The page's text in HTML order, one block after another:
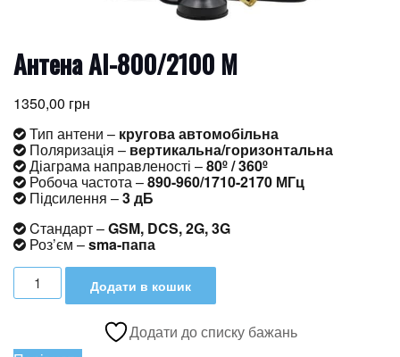
Антена AI-800/2100 M
1350,00 грн
Тип антени – кругова автомобільна
Поляризація – вертикальна/горизонтальна
Діаграма направленості –80º / 360º
Робоча частота –890-960/1710-2170 МГц
Підсилення –3 дБ
Cтандарт –GSM, DCS, 2G, 3G
Роз’єм –sma-папа
Антена
800/2100
Додати в кошик
Додати до списку бажань